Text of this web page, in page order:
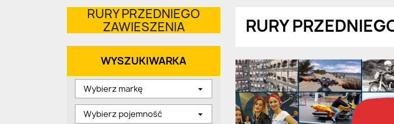
RURY PRZEDNIEGO
ZAWIESZENIA
WYSZUKIWARKA
Wybierz markę
Wybierz pojemność
RURY